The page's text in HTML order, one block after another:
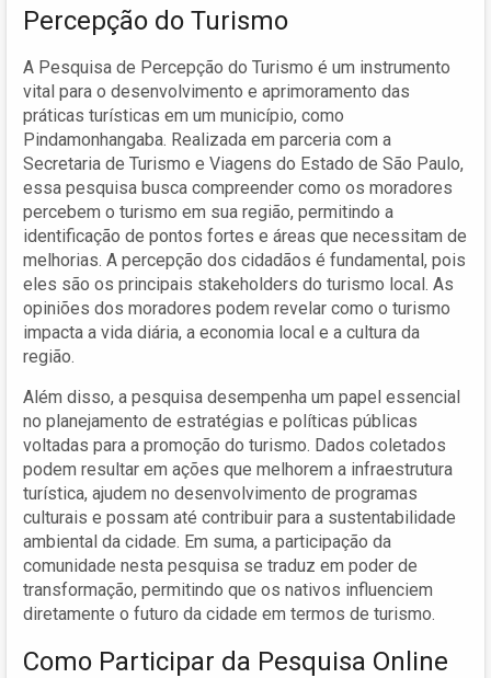
Percepção do Turismo
A Pesquisa de Percepção do Turismo é um instrumento
vital para o desenvolvimento e aprimoramento das
práticas turísticas em um município, como
Pindamonhangaba. Realizada em parceria com a
Secretaria de Turismo e Viagens do Estado de São Paulo,
essa pesquisa busca compreender como os moradores
percebem o turismo em sua região, permitindo a
identificação de pontos fortes e áreas que necessitam de
melhorias. A percepção dos cidadãos é fundamental, pois
eles são os principais stakeholders do turismo local. As
opiniões dos moradores podem revelar como o turismo
impacta a vida diária, a economia local e a cultura da
região.
Além disso, a pesquisa desempenha um papel essencial
no planejamento de estratégias e políticas públicas
voltadas para a promoção do turismo. Dados coletados
podem resultar em ações que melhorem a infraestrutura
turística, ajudem no desenvolvimento de programas
culturais e possam até contribuir para a sustentabilidade
ambiental da cidade. Em suma, a participação da
comunidade nesta pesquisa se traduz em poder de
transformação, permitindo que os nativos influenciem
diretamente o futuro da cidade em termos de turismo.
Como Participar da Pesquisa Online